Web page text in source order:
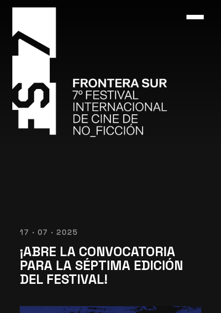
17 · 07 · 2025
¡ABRE LA CONVOCATORIA
PARA LA SÉPTIMA EDICIÓN
DEL FESTIVAL!